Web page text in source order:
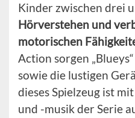
Kinder zwischen drei
Hörverstehen und
motorischen
Action sorgen
sowie die lustigen
dieses Spielzeug ist
und -musik der Serie